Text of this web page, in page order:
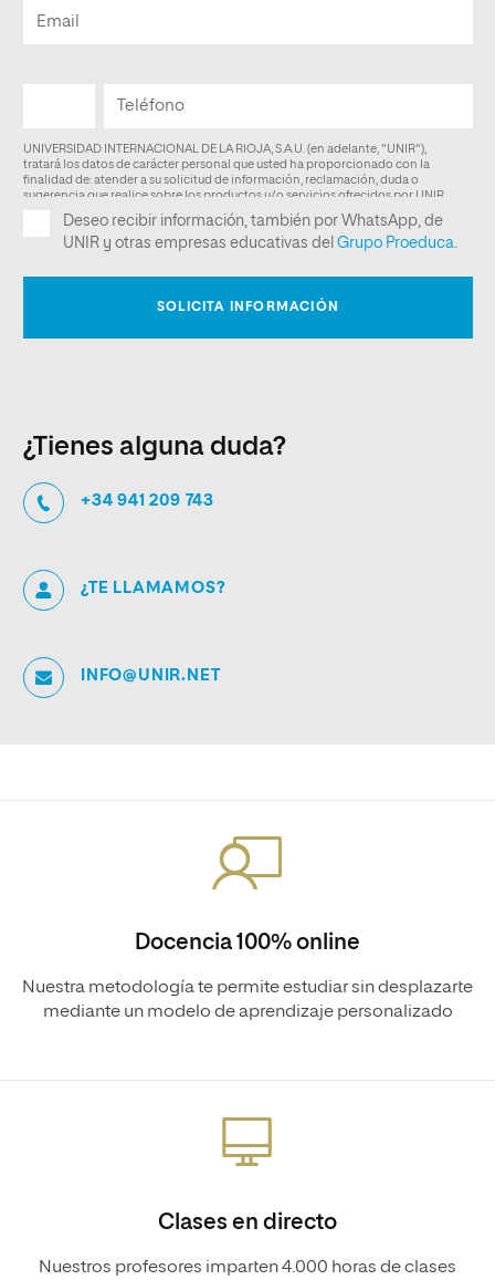
¿Tienes alguna duda?
+34 941 209 743
¿TE LLAMAMOS?
INFO@UNIR.NET
Docencia 100% online
Nuestra metodología te permite estudiar sin desplazarte
mediante un modelo de aprendizaje personalizado
Clases en directo
Nuestros profesores imparten 4.000 horas de clases